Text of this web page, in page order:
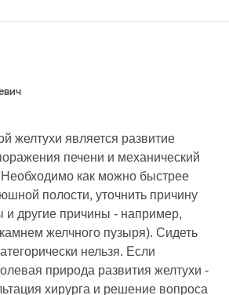
желтухи является развитие
печени и механический
Необходимо как можно быстрее
полости, уточнить причину
и другие причины - например,
желчного пузыря). Сидеть
нельзя. Если
природа развития желтухи -
хирурга и решение вопроса